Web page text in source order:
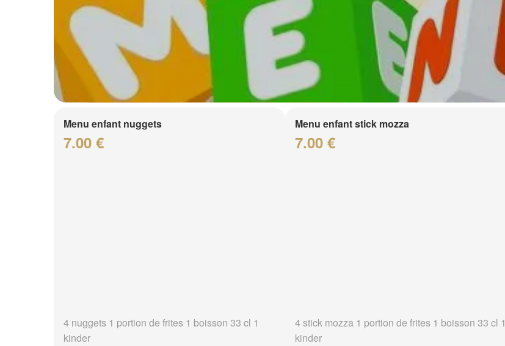
Menu enfant nuggets
7.00 €
4 nuggets 1 portion de frites 1 boisson 33 cl 1
kinder
Menu enfant stick mozza
7.00 €
4 stick mozza 1 portion de frites 1 boisson 33 cl 1
kinder